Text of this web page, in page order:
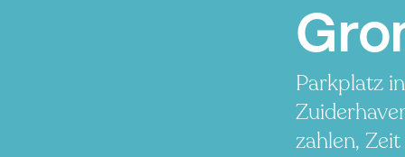
Parkplatz
zahlen,